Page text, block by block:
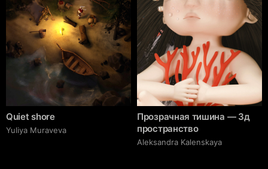
Quiet shore
Yuliya Muraveva
Прозрачная тишина — 3д
пространство
Aleksandra Kalenskaya